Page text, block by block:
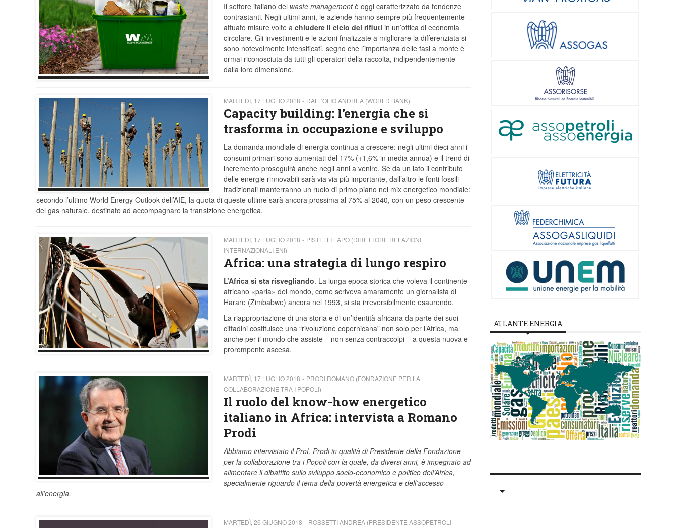
Il settore italiano del waste managementè oggi caratterizzato da tendenze
contrastanti. Negli ultimi anni, le aziende hanno sempre più frequentemente
attuato misure volte a chiudere il ciclo dei rifiuti in un’ottica di economia
circolare. Gli investimenti e le azioni finalizzate a migliorare la differenziata si
sono notevolmente intensificati, segno che l’importanza delle fasi a monte è
ormai riconosciuta da tutti gli operatori della raccolta, indipendentemente
dalla loro dimensione.
MARTEDÌ, 17 LUGLIO 2018 DALL’OLIO ANDREA (WORLD BANK)
Capacity building: l’energia che si
trasforma in occupazione e sviluppo
La domanda mondiale di energia continua a crescere: negli ultimi dieci anni i
consumi primari sono aumentati del 17% (+1,6% in media annua) e il trend di
incremento proseguirà anche negli anni a venire. Se da un lato il contributo
delle energie rinnovabili sarà via via più importante, dall’altro le fonti fossili
tradizionali manterranno un ruolo di primo piano nel mix energetico mondiale:
secondo l’ultimo World Energy Outlook dell’AIE, la quota di queste ultime sarà ancora prossima al 75% al 2040, con un peso crescente
del gas naturale, destinato ad accompagnare la transizione energetica.
MARTEDÌ, 17 LUGLIO 2018
PISTELLI LAPO (DIRETTORE RELAZIONI
INTERNAZIONALI ENI)
Africa: una strategia di lungo respiro
L’Africa si sta risvegliando. La lunga epoca storica che voleva il continente
africano «paria» del mondo, come scriveva amaramente un giornalista di
Harare (Zimbabwe) ancora nel 1993, si sta irreversibilmente esaurendo.
La riappropriazione di una storia e di un’identità africana da parte dei suoi
cittadini costituisce una “rivoluzione copernicana” non solo per l’Africa, ma
anche per il mondo che assiste – non senza contraccolpi – a questa nuova e
prorompente ascesa.
MARTEDÌ, 17 LUGLIO 2018
PRODI ROMANO (FONDAZIONE PER LA
COLLABORAZIONE TRA I POPOLI)
Il ruolo del know-how energetico
italiano in Africa: intervista a Romano
Prodi
Abbiamo intervistato il Prof. Prodi in qualità di Presidente della Fondazione
per la collaborazione tra i Popoli con la quale, da diversi anni, è impegnato ad
alimentare il dibattito sullo sviluppo socio-economico e politico dell’Africa,
specialmente riguardo il tema della povertà energetica e dell’accesso
all’energia.
MARTEDÌ, 26 GIUGNO 2018
ROSSETTI ANDREA (PRESIDENTE ASSOPETROLI-
ATLANTE ENERGIA